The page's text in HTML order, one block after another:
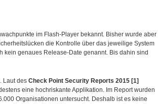
im Flash-Player bekannt. Bisher wurde aber
die Kontrolle über das jeweilige System
kein genaues Release-Date genannt. Bis dahin sind
. Laut des Check Point Security Reports 2015 [1]
eine hochriskante Applikation. Im Report wurden
Organisationen untersucht. Deshalb ist es keine